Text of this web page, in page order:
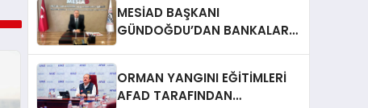
MESİAD BAŞKANI
GÜNDOĞDU’DAN BANKALARA
YAŞATMAKTIR”
ORMAN YANGINI EĞİTİMLERİ
AFAD TARAFINDAN